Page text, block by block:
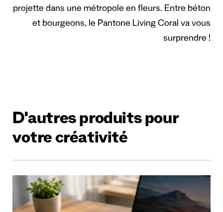
projette dans une métropole en fleurs. Entre béton
et bourgeons, le Pantone Living Coral va vous
surprendre !
D'autres produits pour
votre créativité